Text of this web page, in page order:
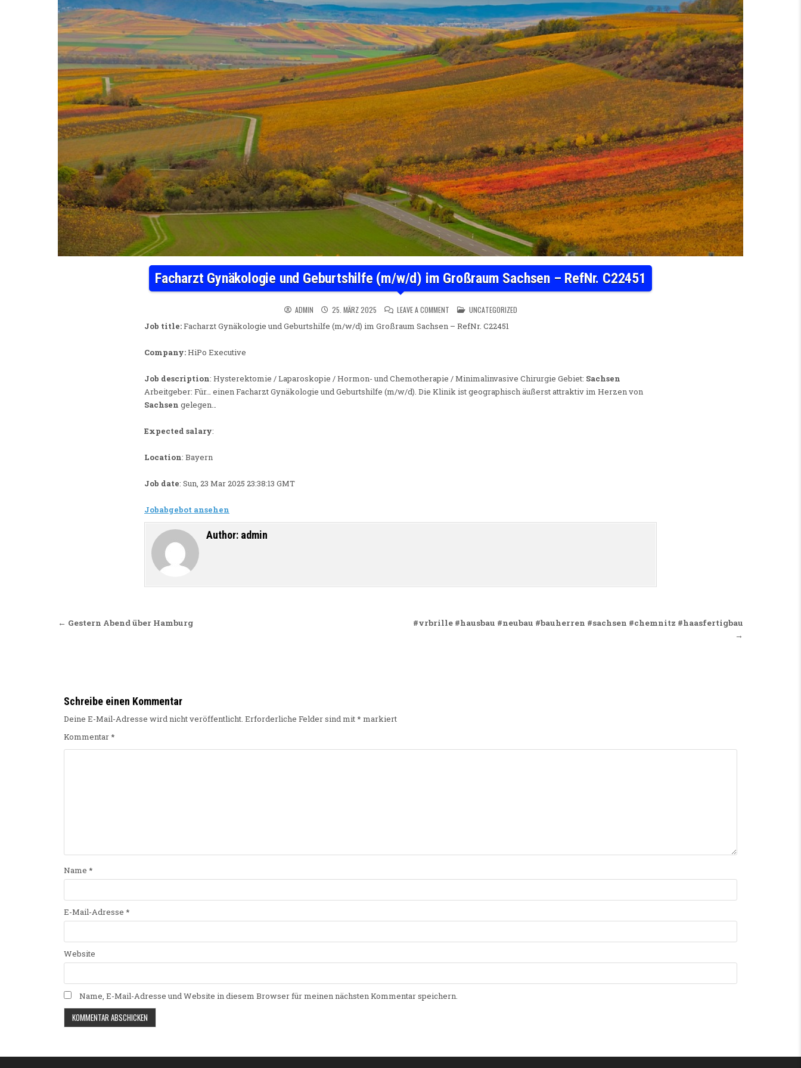
Facharzt Gynäkologie und Geburtshilfe (m/w/d) im Großraum Sachsen – RefNr. C22451
ADMIN 25. MÄRZ 2025 LEAVE A COMMENTON FACHARZT GYNÄKOLOGIE UND GEBURTSHILFE (M/W/D) IM GROSSRAUM SACHSEN – REFNR. C22451
POSTED IN
UNCATEGORIZED
Job title:Facharzt Gynäkologie und Geburtshilfe (m/w/d) im Großraum Sachsen – RefNr. C22451
Company:HiPo Executive
Job description: Hysterektomie / Laparoskopie / Hormon- und Chemotherapie / Minimalinvasive Chirurgie Gebiet: Sachsen
Arbeitgeber: Für… einen Facharzt Gynäkologie und Geburtshilfe (m/w/d). Die Klinik ist geographisch äußerst attraktiv im Herzen von
Sachsen gelegen…
Expected salary:
Location: Bayern
Job date: Sun, 23 Mar 2025 23:38:13 GMT
Jobabgebot ansehen
Author: admin
Beitragsnavigation
#vrbrille #hausbau #neubau #bauherren #sachsen #chemnitz #haasfertigbau
→
← Gestern Abend über Hamburg
Schreibe einen Kommentar
Deine E-Mail-Adresse wird nicht veröffentlicht. Erforderliche Felder sind mit* markiert
Kommentar*
Name *
E-Mail-Adresse *
Website
Name, E-Mail-Adresse und Website in diesem Browser für meinen nächsten Kommentar speichern.